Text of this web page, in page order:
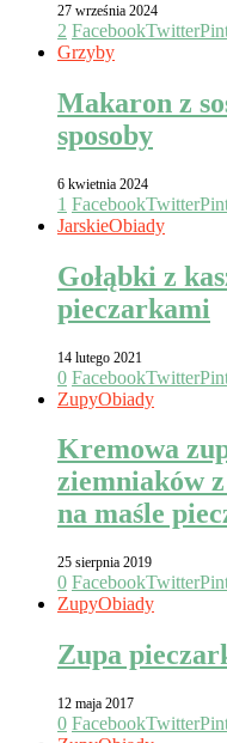
27 września 2024
2 FacebookTwitter
Grzyby
Makaron z
sposoby
6 kwietnia 2024
1 FacebookTwitter
JarskieObiady
Gołąbki z
pieczarkami
14 lutego 2021
0 FacebookTwitter
ZupyObiady
Kremowa
ziemniaków
na maśle
25 sierpnia 2019
0 FacebookTwitter
ZupyObiady
Zupa
12 maja 2017
0 FacebookTwitter